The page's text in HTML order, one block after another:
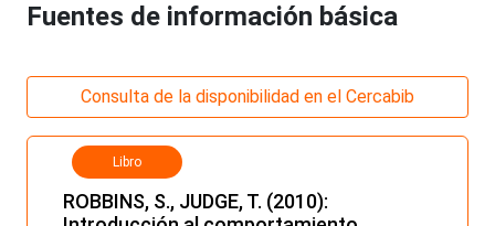
Fuentes de información básica
Consulta de la disponibilidad en el Cercabib
Libro
ROBBINS, S., JUDGE, T. (2010):